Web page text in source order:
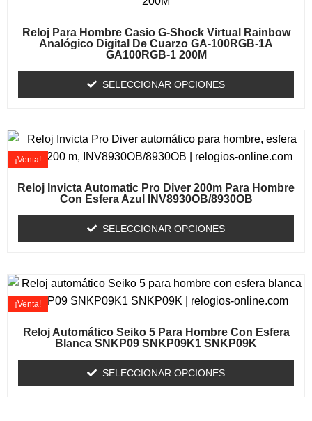
Reloj Para Hombre Casio G-Shock Virtual Rainbow
Analógico Digital De Cuarzo GA-100RGB-1A
GA100RGB-1 200M
SELECCIONAR OPCIONES
Reloj Invicta Automatic Pro Diver 200m Para Hombre
Con Esfera Azul INV8930OB/8930OB
¡Venta!
SELECCIONAR OPCIONES
Reloj Automático Seiko 5 Para Hombre Con Esfera
Blanca SNKP09 SNKP09K1 SNKP09K
¡Venta!
SELECCIONAR OPCIONES